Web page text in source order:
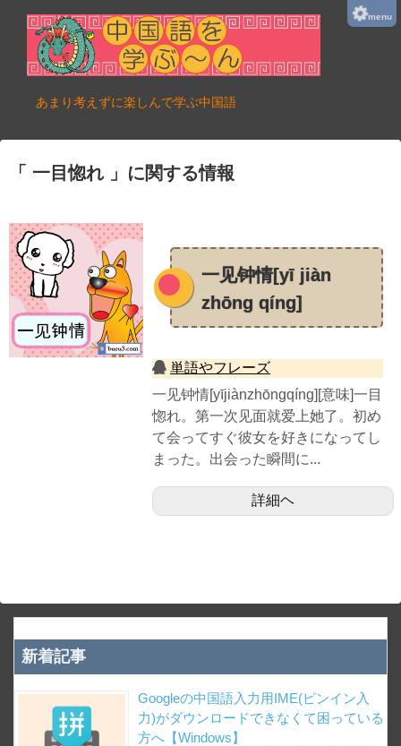
menu
あまり考えずに楽しんで学ぶ中国語
一目惚れ に関する情報
一见钟情[yī jiàn
zhōng qíng]
単語やフレーズ
一见钟情[yījiànzhōngqíng][意味]一目
惚れ。第一次见面就爱上她了。初め
て会ってすぐ彼女を好きになってし
まった。出会った瞬間に...
詳細ヘ
新着記事
Googleの中国語入力用IME(ピンイン入
力)がダウンロードできなくて困っている
方へ【Windows】